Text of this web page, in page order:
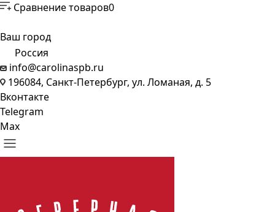
Сравнение товаров0
Ваш город
Россия
info@carolinaspb.ru
196084, Санкт-Петербург, ул. Ломаная, д. 5
Вконтакте
Telegram
Max